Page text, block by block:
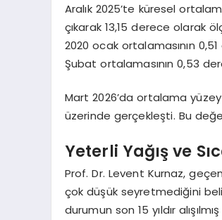
Aralık 2025’te küresel
çıkarak 13,15 derece olarak
2020 ocak ortalamasının
Şubat ortalamasının 0,53
Mart 2026’da ortalama yüzey
üzerinde gerçekleşti. Bu
Yeterli Yağış ve
Prof. Dr. Levent Kurnaz,
çok düşük seyretmediğini
durumun son 15 yıldır